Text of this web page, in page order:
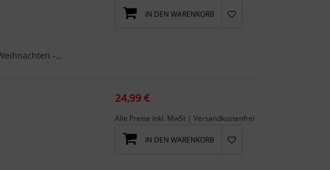
Ob Fußball, Pferde, Halloween oder Weihnachten - diese Geschichten bieten das ganze Jahr über Les...
IN DEN WARENKORB
24,99 €
Alle Preise inkl. MwSt | Versandkostenfrei
IN DEN WARENKORB